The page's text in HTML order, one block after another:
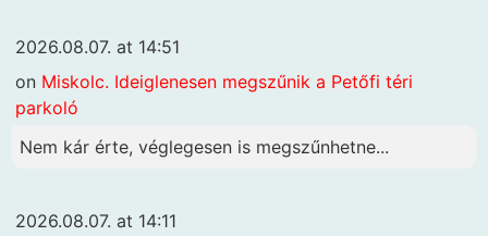
2026.08.07. at 14:51
on Miskolc. Ideiglenesen megszűnik a Petőfi téri
parkoló
Nem kár érte, véglegesen is megszűnhetne...
2026.08.07. at 14:11